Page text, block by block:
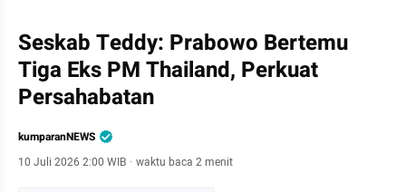
Seskab Teddy: Prabowo Bertemu
Tiga Eks PM Thailand, Perkuat
Persahabatan
kumparanNEWS
10 Juli 2026 2:00 WIB · waktu baca 2 menit